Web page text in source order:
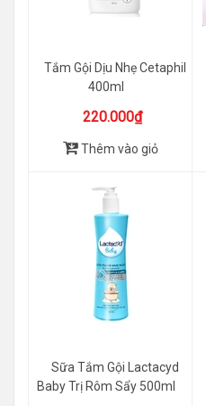
Tắm Gội Dịu Nhẹ Cetaphil
400ml
220.000₫
Thêm vào giỏ
Sữa Tắm Gội Lactacyd
Baby Trị Rôm Sẩy 500ml